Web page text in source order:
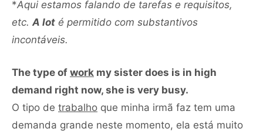
*Aqui estamos falando de tarefas e requisitos,
etc. A lot é permitido com substantivos
incontáveis.
The type of work my sister does is in high
demand right now, she is very busy.
O tipo de trabalho que minha irmã faz tem uma
demanda grande neste momento, ela está muito